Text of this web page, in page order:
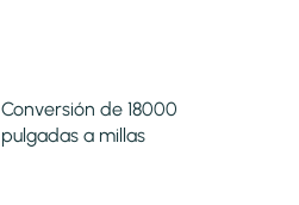
Conversión de 18000
pulgadas a millas